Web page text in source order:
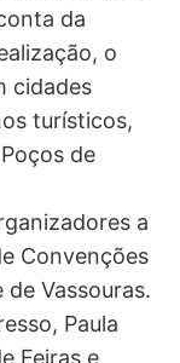
da
o
cidades
turísticos,
de
a
Convenções
Vassouras.
Paula
Feiras e